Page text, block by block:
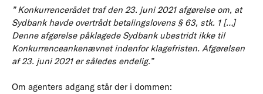
” Konkurrencerådet traf den 23. juni 2021 afgørelse om, at
Sydbank havde overtrådt betalingslovens § 63, stk. 1 […]
Denne afgørelse påklagede Sydbank ubestridt ikke til
Konkurrenceankenævnet indenfor klagefristen. Afgørelsen
af 23. juni 2021 er således endelig.”
Om agenters adgang står der i dommen: